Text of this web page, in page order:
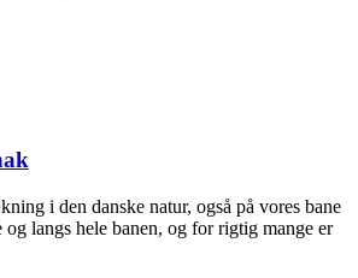
i den danske natur, også på vores bane
langs hele banen, og for rigtig mange er